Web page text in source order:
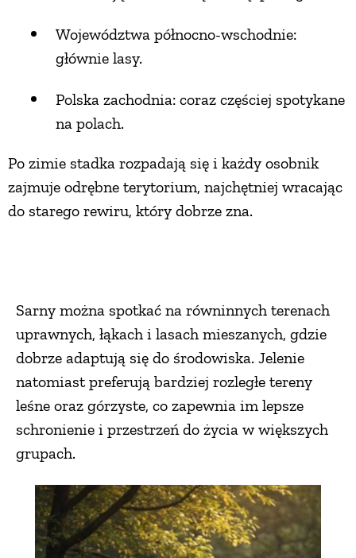
Województwa północno-wschodnie:
głównie lasy.
Polska zachodnia: coraz częściej spotykane
na polach.
Po zimie stadka rozpadają się i każdy osobnik
zajmuje odrębne terytorium, najchętniej wracając
do starego rewiru, który dobrze zna.
Sarny można spotkać na równinnych terenach
uprawnych, łąkach i lasach mieszanych, gdzie
dobrze adaptują się do środowiska. Jelenie
natomiast preferują bardziej rozległe tereny
leśne oraz górzyste, co zapewnia im lepsze
schronienie i przestrzeń do życia w większych
grupach.